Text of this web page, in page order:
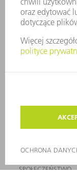
ZASTOSOWANIA
BRANŻE
FIRMA
KARIERA
OFERTY
PROFIL FIRMY
ZAPEWNIENIE
SYSTEM
BEZPIECZEŃSTWO
INFORMACJE
SPOŁECZEŃSTWO